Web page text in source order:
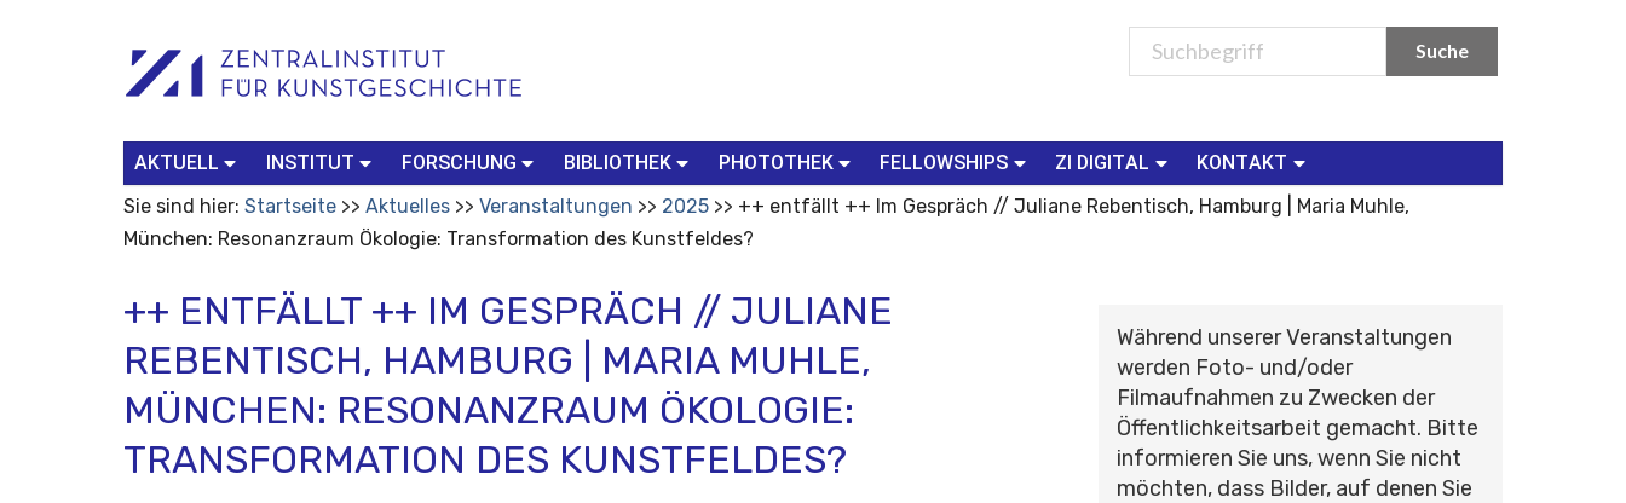
Werkzeuge
Search…
AKTUELL INSTITUT FORSCHUNG BIBLIOTHEK PHOTOTHEK FELLOWSHIPS ZI DIGITAL
KONTAKT
Sie sind hier: Startseite Aktuelles Veranstaltungen 2025
++ entfällt ++ Im Gespräch // Juliane Rebentisch, Hamburg | Maria Muhle,
München: Resonanzraum Ökologie: Transformation des Kunstfeldes?
++ ENTFÄLLT ++ IM GESPRÄCH // JULIANE
REBENTISCH, HAMBURG | MARIA MUHLE,
MÜNCHEN: RESONANZRAUM ÖKOLOGIE:
TRANSFORMATION DES KUNSTFELDES?
Während unserer Veranstaltungen
werden Foto- und/oder
Filmaufnahmen zu Zwecken der
Öffentlichkeitsarbeit gemacht. Bitte
informieren Sie uns, wenn Sie nicht
möchten, dass Bilder, auf denen Sie